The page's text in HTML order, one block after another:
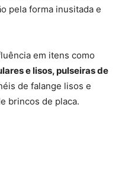
pela forma inusitada e
em itens como
e lisos, pulseiras de
de falange lisos e
brincos de placa.